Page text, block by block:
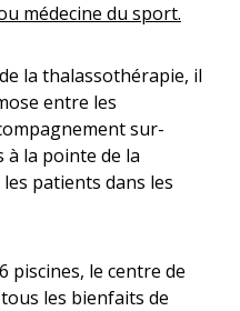
médecine du sport.
la thalassothérapie, il
entre les
sur-
à la pointe de la
patients dans les
piscines, le centre de
les bienfaits de